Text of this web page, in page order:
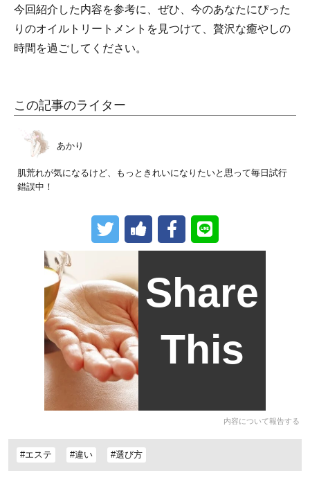
今回紹介した内容を参考に、ぜひ、今のあなたにぴった
りのオイルトリートメントを見つけて、贅沢な癒やしの
時間を過ごしてください。
この記事のライター
あかり
肌荒れが気になるけど、もっときれいになりたいと思って毎日試行
錯誤中！
Share
This
内容について報告する
#エステ #違い #選び方